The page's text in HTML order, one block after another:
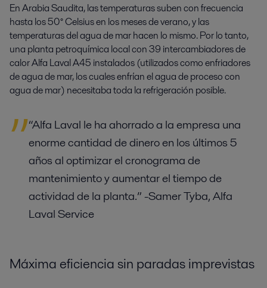
En Arabia Saudita, las temperaturas suben con frecuencia
hasta los 50° Celsius en los meses de verano, y las
temperaturas del agua de mar hacen lo mismo. Por lo tanto,
una planta petroquímica local con 39 intercambiadores de
calor Alfa Laval A45 instalados (utilizados como enfriadores
de agua de mar, los cuales enfrían el agua de proceso con
agua de mar) necesitaba toda la refrigeración posible.
“Alfa Laval le ha ahorrado a la empresa una
enorme cantidad de dinero en los últimos 5
años al optimizar el cronograma de
mantenimiento y aumentar el tiempo de
actividad de la planta.” -Samer Tyba, Alfa
Laval Service
Máxima eficiencia sin paradas imprevistas